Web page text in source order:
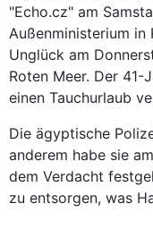
"Echo.cz" am
Außenministerium in
Unglück am
Roten Meer. Der
einen Tauchurlaub
Die ägyptische
anderem habe sie
dem Verdacht
zu entsorgen, was